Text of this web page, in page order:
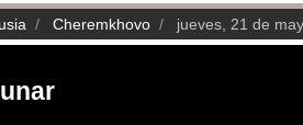
Cheremkhovo jueves, 21 de